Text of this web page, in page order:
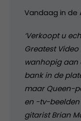
Vandaag in de
‘Verkoopt u
Greatest Video
wanhopig aan
bank in de
maar Queen-
en -tv-beelden
gitarist Brian